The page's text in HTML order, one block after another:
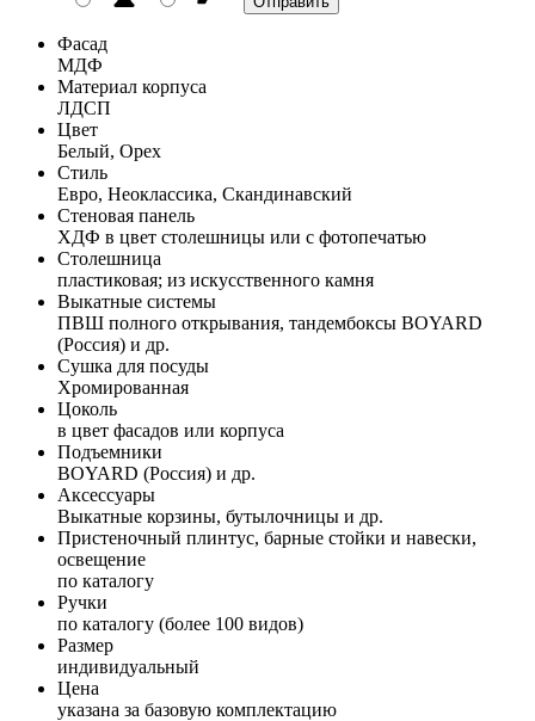
Фасад
МДФ
Материал корпуса
ЛДСП
Цвет
Белый, Орех
Стиль
Евро, Неоклассика, Скандинавский
Стеновая панель
ХДФ в цвет столешницы или с фотопечатью
Столешница
пластиковая; из искусственного камня
Выкатные системы
ПВШ полного открывания, тандембоксы BOYARD
(Россия) и др.
Сушка для посуды
Хромированная
Цоколь
в цвет фасадов или корпуса
Подъемники
BOYARD (Россия) и др.
Аксессуары
Выкатные корзины, бутылочницы и др.
Пристеночный плинтус, барные стойки и навески,
освещение
по каталогу
Ручки
по каталогу (более 100 видов)
Размер
индивидуальный
Цена
указана за базовую комплектацию